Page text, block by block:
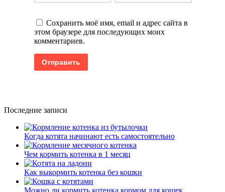
Сохранить моё имя, email и адрес сайта в
этом браузере для последующих моих
комментариев.
Последние записи
Когда котята начинают есть самостоятельно
Чем кормить котенка в 1 месяц
Как выкормить котенка без кошки
Можно ли кормить котенка кормом для кошек